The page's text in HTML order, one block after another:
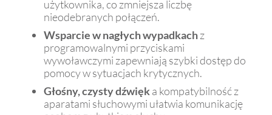
użytkownika, co zmniejsza liczbę
nieodebranych połączeń.
Wsparcie w nagłych wypadkachz
programowalnymi przyciskami
wywoławczymi zapewniają szybki dostęp do
pomocy w sytuacjach krytycznych.
Głośny, czysty dźwięka kompatybilność z
aparatami słuchowymi ułatwia komunikację